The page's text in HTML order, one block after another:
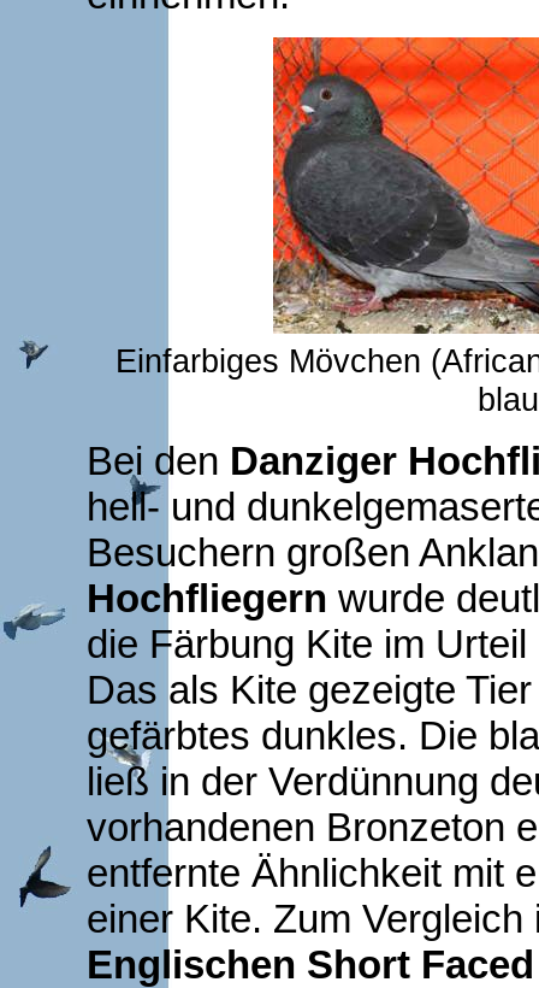
Einfarbiges Mövchen
Bei den Danziger
hell- und
Besuchern großen
Hochfliegern wurde
die Färbung Kite im
Das als Kite gezeigte
gefärbtes dunkles. Die
ließ in der Verdünnung
vorhandenen Bronzeton
entfernte Ähnlichkeit mit
einer Kite. Zum
Englischen Short